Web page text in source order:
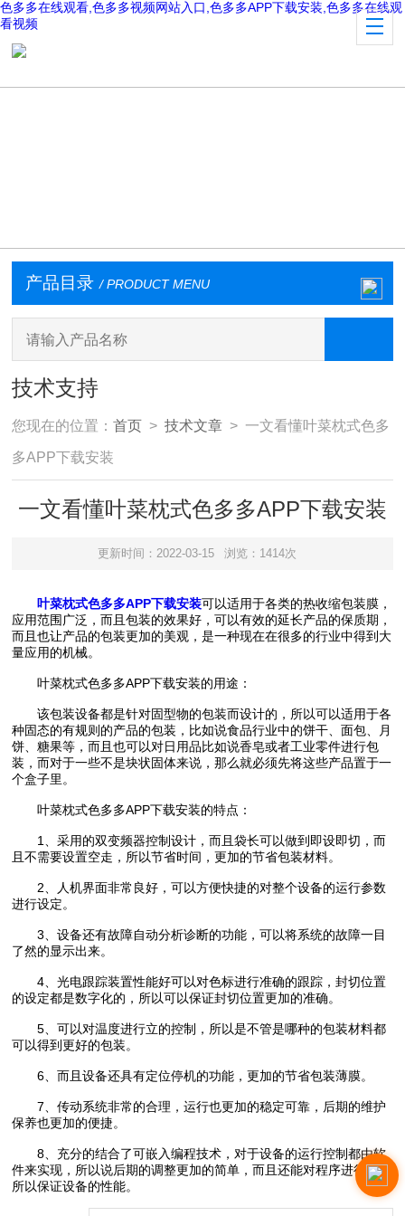
色多多在线观看,色多多视频网站入口,色多多APP下载安装,色多多在线观
看视频
产品目录 / PRODUCT MENU
技术支持
您现在的位置：首页 >技术文章 > 一文看懂叶菜枕式色多
多APP下载安装
一文看懂叶菜枕式色多多APP下载安装
更新时间：2022-03-15 浏览：1414次
叶菜枕式色多多APP下载安装可以适用于各类的热收缩包装膜，
应用范围广泛，而且包装的效果好，可以有效的延长产品的保质期，
而且也让产品的包装更加的美观，是一种现在在很多的行业中得到大
量应用的机械。
叶菜枕式色多多APP下载安装的用途：
该包装设备都是针对固型物的包装而设计的，所以可以适用于各
种固态的有规则的产品的包装，比如说食品行业中的饼干、面包、月
饼、糖果等，而且也可以对日用品比如说香皂或者工业零件进行包
装，而对于一些不是块状固体来说，那么就必须先将这些产品置于一
个盒子里。
叶菜枕式色多多APP下载安装的特点：
1、采用的双变频器控制设计，而且袋长可以做到即设即切，而
且不需要设置空走，所以节省时间，更加的节省包装材料。
2、人机界面非常良好，可以方便快捷的对整个设备的运行参数
进行设定。
3、设备还有故障自动分析诊断的功能，可以将系统的故障一目
了然的显示出来。
4、光电跟踪装置性能好可以对色标进行准确的跟踪，封切位置
的设定都是数字化的，所以可以保证封切位置更加的准确。
5、可以对温度进行立的控制，所以是不管是哪种的包装材料都
可以得到更好的包装。
6、而且设备还具有定位停机的功能，更加的节省包装薄膜。
7、传动系统非常的合理，运行也更加的稳定可靠，后期的维护
保养也更加的便捷。
8、充分的结合了可嵌入编程技术，对于设备的运行控制都由软
件来实现，所以说后期的调整更加的简单，而且还能对程序进行升级
所以保证设备的性能。